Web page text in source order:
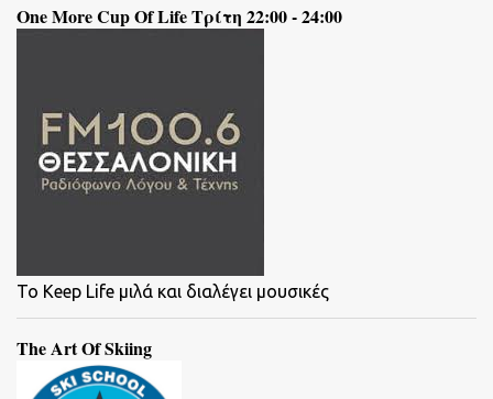
One More Cup Of Life Τρίτη 22:00 - 24:00
To Keep Life μιλά και διαλέγει μουσικές
The Art Of Skiing